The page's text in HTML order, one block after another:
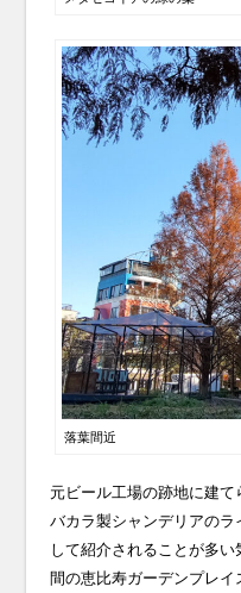
落葉間近
元ビール工場の跡地に建
バカラ製シャンデリアのラ
して紹介されることが多
間の恵比寿ガーデンプレ